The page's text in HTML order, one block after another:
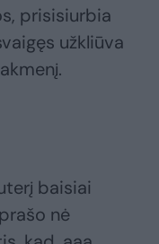
prisisiurbia
užkliūva
baisiai
nė